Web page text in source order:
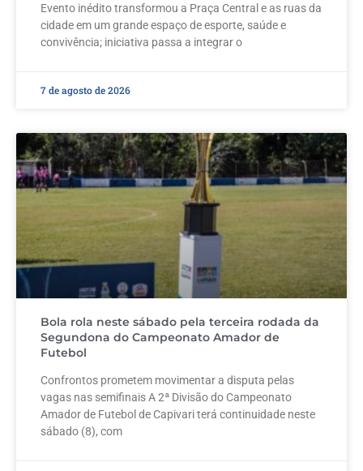
Evento inédito transformou a Praça Central e as ruas da
cidade em um grande espaço de esporte, saúde e
convivência; iniciativa passa a integrar o
7 de agosto de 2026
Bola rola neste sábado pela terceira rodada da
Segundona do Campeonato Amador de
Futebol
Confrontos prometem movimentar a disputa pelas
vagas nas semifinais A 2ª Divisão do Campeonato
Amador de Futebol de Capivari terá continuidade neste
sábado (8), com